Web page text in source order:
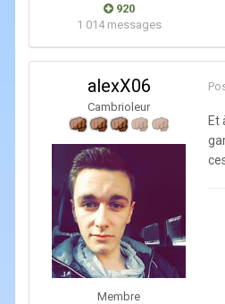
920
1 014 messages
alexX06
Cambrioleur
Membre
Et